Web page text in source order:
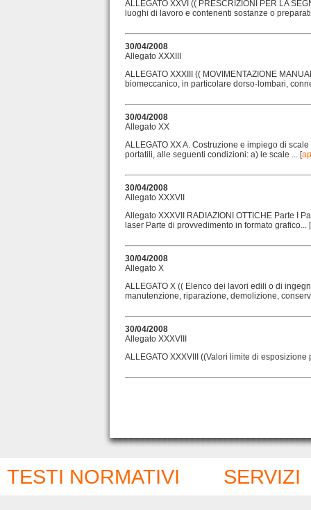
ALLEGATO XXVI (( PRESCRIZIONI PER LA
luoghi di lavoro e contenenti sostanze o
30/04/2008
Allegato XXXIII
ALLEGATO XXXIII (( MOVIMENTAZIONE
biomeccanico, in particolare dorso-lombari,
30/04/2008
Allegato XX
ALLEGATO XX A. Costruzione e impiego di
portatili, alle seguenti condizioni: a) le scale ... [
30/04/2008
Allegato XXXVII
Allegato XXXVII RADIAZIONI OTTICHE Parte I
laser Parte di provvedimento in formato grafico... [
30/04/2008
Allegato X
ALLEGATO X (( Elenco dei lavori edili o di
manutenzione, riparazione, demolizione,
30/04/2008
Allegato XXXVIII
ALLEGATO XXXVIII ((Valori limite di
TESTI NORMATIVI
SERVIZI